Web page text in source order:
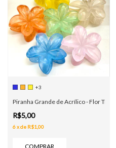
+3
Piranha Grande de Acrílico - Flor
R$5,00
6xde R$1,00
COMPRAR